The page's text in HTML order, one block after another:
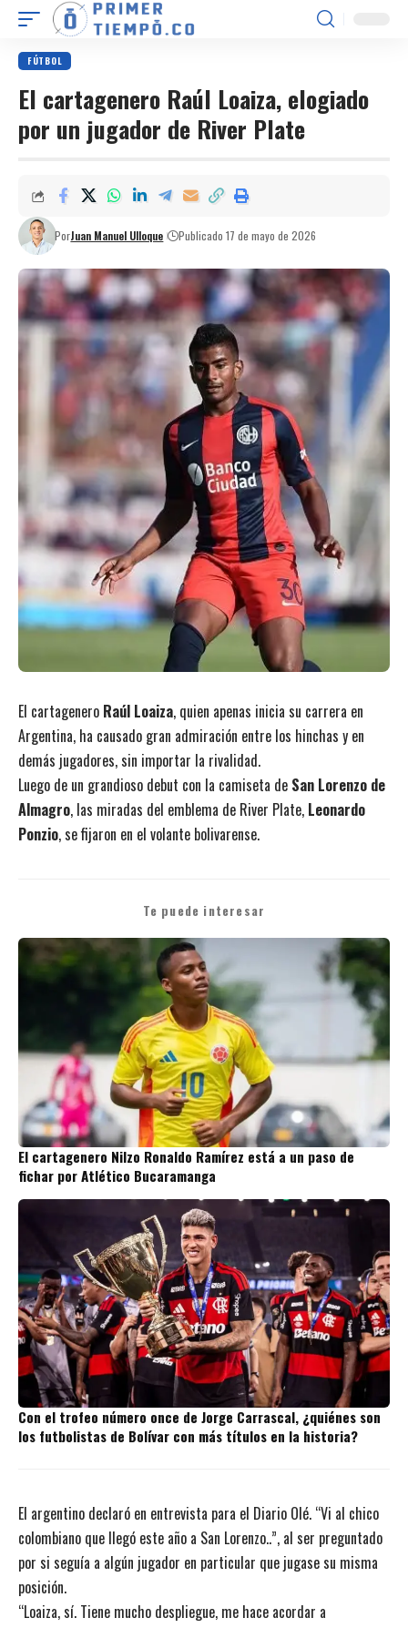
FÚTBOL
El cartagenero Raúl Loaiza, elogiado
por un jugador de River Plate
PorJuan Manuel Ulloque Publicado 17 de mayo de 2026
El cartagenero Raúl Loaiza, quien apenas inicia su carrera en
Argentina, ha causado gran admiración entre los hinchas y en
demás jugadores, sin importar la rivalidad.
Luego de un grandioso debut con la camiseta de San Lorenzo de
Almagro, las miradas del emblema de River Plate, Leonardo
Ponzio, se fijaron en el volante bolivarense.
Te puede interesar
El cartagenero Nilzo Ronaldo Ramírez está a un paso de
fichar por Atlético Bucaramanga
Con el trofeo número once de Jorge Carrascal, ¿quiénes son
los futbolistas de Bolívar con más títulos en la historia?
El argentino declaró en entrevista para el Diario Olé. “Vi al chico
colombiano que llegó este año a San Lorenzo..”, al ser preguntado
por si seguía a algún jugador en particular que jugase su misma
posición.
“Loaiza, sí. Tiene mucho despliegue, me hace acordar a